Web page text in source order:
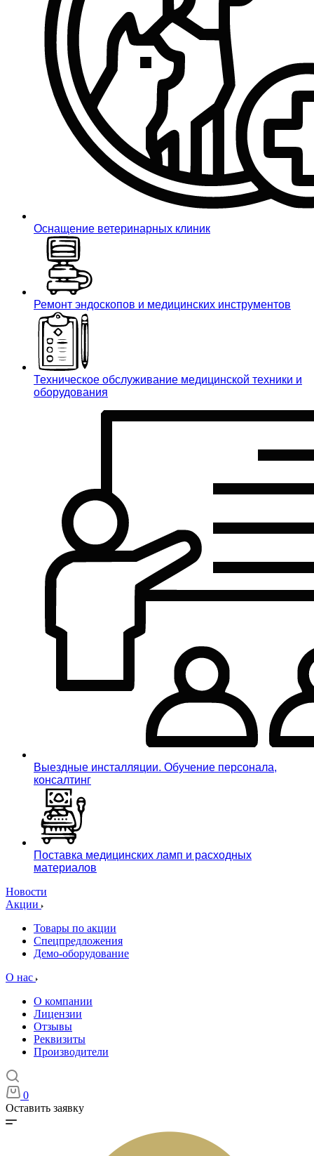
Оснащение ветеринарных клиник
Ремонт эндоскопов и медицинских инструментов
Техническое обслуживание медицинской техники и
оборудования
Выездные инсталляции. Обучение персонала,
консалтинг
Поставка медицинских ламп и расходных
материалов
Новости
Акции
Товары по акции
Спецпредложения
Демо-оборудование
О нас
О компании
Лицензии
Отзывы
Реквизиты
Производители
0
Оставить заявку